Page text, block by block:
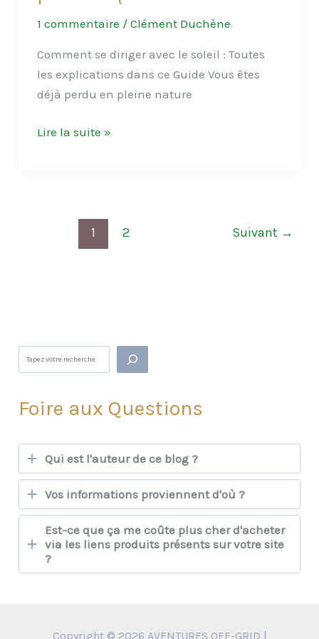
1 commentaire / Clément Duchène
Comment se diriger avec le soleil : Toutes
les explications dans ce Guide Vous êtes
déjà perdu en pleine nature
S’orienter
compétence
Lire la suite »
1 2 Suivant →
Foire aux Questions
Qui est l'auteur de ce blog ?
Vos informations proviennent d'où ?
Est-ce que ça me coûte plus cher d'acheter
via les liens produits présents sur votre site
?
Copyright © 2026 AVENTURES OFF-GRID |